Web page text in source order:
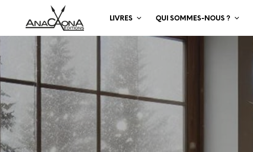
LIVRES QUI SOMMES-NOUS ?